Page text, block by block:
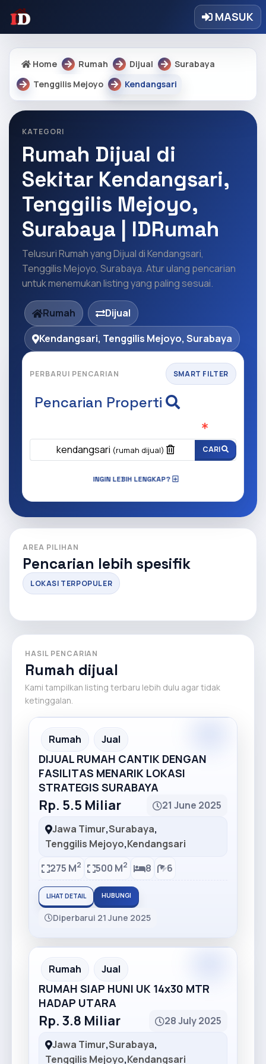
MASUK
Home Rumah Dijual
Surabaya
Tenggilis Mejoyo
Kendangsari
KATEGORI
Rumah Dijual di
Sekitar Kendangsari,
Tenggilis Mejoyo,
Surabaya | IDRumah
Telusuri Rumah yang Dijual di Kendangsari,
Tenggilis Mejoyo, Surabaya. Atur ulang pencarian
untuk menemukan listing yang paling sesuai.
Rumah
Dijual
Kendangsari, Tenggilis Mejoyo, Surabaya
PERBARUI PENCARIAN SMART FILTER
Pencarian Properti
kendangsari (rumah dijual) CARI
INGIN LEBIH LENGKAP?
AREA PILIHAN
Pencarian lebih spesifik
LOKASI TERPOPULER
HASIL PENCARIAN
Rumah dijual
Kami tampilkan listing terbaru lebih dulu agar tidak
ketinggalan.
Recommended
Rumah Jual
DIJUAL RUMAH CANTIK DENGAN
FASILITAS MENARIK LOKASI
STRATEGIS SURABAYA
Rp. 5.5 Miliar
21 June 2025
Jawa Timur,Surabaya,
Tenggilis Mejoyo,Kendangsari
275 M2 500 M2 8 6
LIHAT DETAIL HUBUNGI
Diperbarui 21 June 2025
Rumah Jual
RUMAH SIAP HUNI UK 14x30 MTR
HADAP UTARA
Rp. 3.8 Miliar
28 July 2025
Jawa Timur,Surabaya,
Tenggilis Mejoyo,Kendangsari